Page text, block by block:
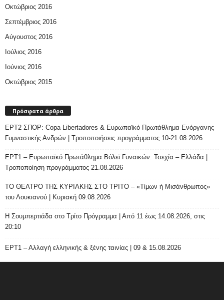
Οκτώβριος 2016
Σεπτέμβριος 2016
Αύγουστος 2016
Ιούλιος 2016
Ιούνιος 2016
Οκτώβριος 2015
Πρόσφατα άρθρα
ΕΡΤ2 ΣΠΟΡ: Copa Libertadores & Ευρωπαϊκό Πρωτάθλημα Ενόργανης
Γυμναστικής Ανδρών | Τροποποιήσεις προγράμματος 10-21.08.2026
ΕΡΤ1 – Ευρωπαϊκό Πρωτάθλημα Βόλεϊ Γυναικών: Τσεχία – Ελλάδα |
Τροποποίηση προγράμματος 21.08.2026
ΤΟ ΘΕΑΤΡΟ ΤΗΣ ΚΥΡΙΑΚΗΣ ΣΤΟ ΤΡΙΤΟ – «Τίμων ή Μισάνθρωπος»
του Λουκιανού | Κυριακή 09.08.2026
H Σουμπερτιάδα στο Τρίτο Πρόγραμμα | Από 11 έως 14.08.2026, στις
20:10
ΕΡΤ1 – Αλλαγή ελληνικής & ξένης ταινίας | 09 & 15.08.2026